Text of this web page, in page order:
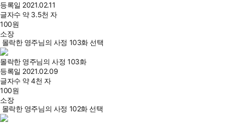
등록일 2021.02.11
글자수 약 3.5천 자
100원
소장
몰락한 영주님의 사정 103화 선택
몰락한 영주님의 사정 103화
등록일 2021.02.09
글자수 약 4천 자
100원
소장
몰락한 영주님의 사정 102화 선택